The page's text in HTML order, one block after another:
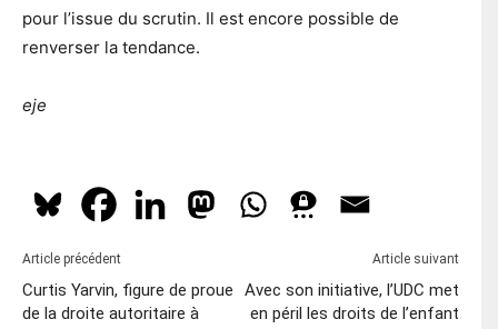
pour l’issue du scrutin. Il est encore possible de
renverser la tendance.
eje
Article précédent
Curtis Yarvin, figure de proue
de la droite autoritaire à
Article suivant
Avec son initiative, l’UDC met
en péril les droits de l’enfant